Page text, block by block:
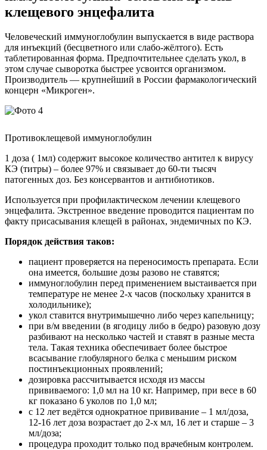
клещевого энцефалита
Человеческий иммуноглобулин выпускается в виде раствора
для инъекций (бесцветного или слабо-жёлтого). Есть
таблетированная форма. Предпочтительнее сделать укол, в
этом случае сыворотка быстрее усвоится организмом.
Производитель — крупнейший в России фармакологический
концерн «Микроген».
Противоклещевой иммуноглобулин
1 доза ( 1мл) содержит высокое количество антител к вирусу
КЭ (титры) – более 97% и связывает до 60-ти тысяч
патогенных доз. Без консервантов и антибиотиков.
Используется при профилактическом лечении клещевого
энцефалита. Экстренное введение проводится пациентам по
факту присасывания клещей в районах, эндемичных по КЭ.
Порядок действия таков:
пациент проверяется на переносимость препарата. Если
она имеется, большие дозы разово не ставятся;
иммуноглобулин перед применением выстаивается при
температуре не менее 2-х часов (поскольку хранится в
холодильнике);
укол ставится внутримышечно либо через капельницу;
при в/м введении (в ягодицу либо в бедро) разовую дозу
разбивают на несколько частей и ставят в разные места
тела. Такая техника обеспечивает более быстрое
всасывание глобулярного белка с меньшим риском
постинъекционных проявлений;
дозировка рассчитывается исходя из массы
прививаемого: 1,0 мл на 10 кг. Например, при весе в 60
кг показано 6 уколов по 1,0 мл;
с 12 лет ведётся однократное прививание – 1 мл/доза,
12-16 лет доза возрастает до 2-х мл, 16 лет и старше – 3
мл/доза;
процедура проходит только под врачебным контролем.